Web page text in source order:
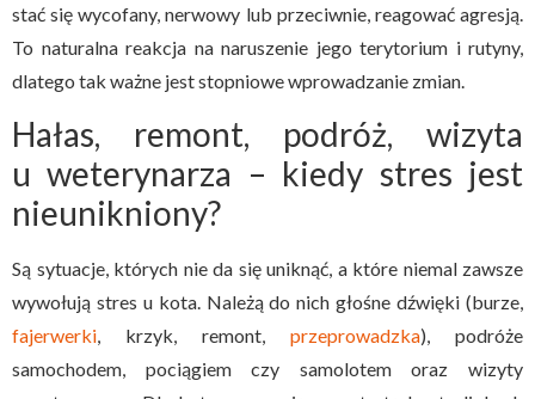
stać się wycofany, nerwowy lub przeciwnie, reagować agresją.
To naturalna reakcja na naruszenie jego terytorium i rutyny,
dlatego tak ważne jest stopniowe wprowadzanie zmian.
Hałas, remont, podróż, wizyta
u weterynarza – kiedy stres jest
nieunikniony?
Są sytuacje, których nie da się uniknąć, a które niemal zawsze
wywołują stres u kota. Należą do nich głośne dźwięki (burze,
fajerwerki, krzyk, remont, przeprowadzka), podróże
samochodem, pociągiem czy samolotem oraz wizyty